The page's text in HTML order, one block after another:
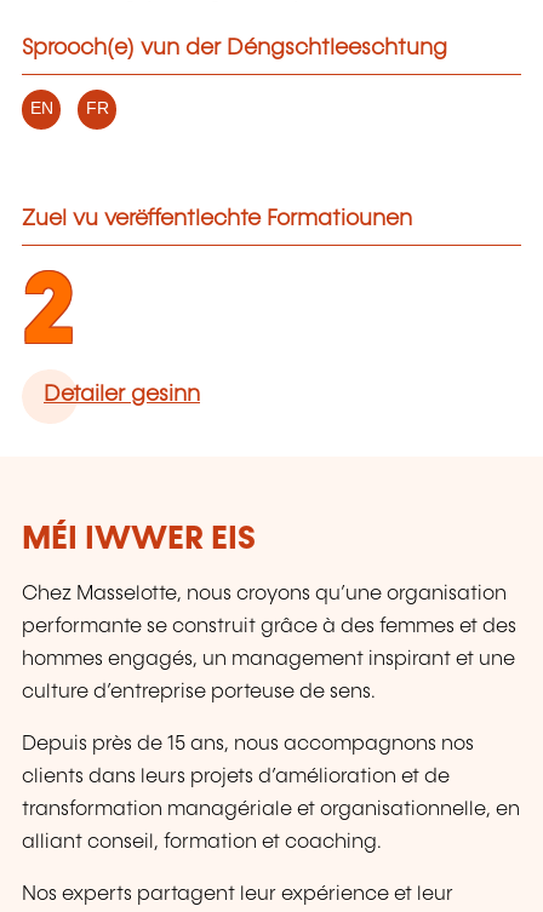
Sprooch(e) vun der Déngschtleeschtung
EN FR
Zuel vu verëffentlechte Formatiounen
2
Detailer gesinn
MÉI IWWER EIS
Chez Masselotte, nous croyons qu’une organisation
performante se construit grâce à des femmes et des
hommes engagés, un management inspirant et une
culture d’entreprise porteuse de sens.
Depuis près de 15 ans, nous accompagnons nos
clients dans leurs projets d’amélioration et de
transformation managériale et organisationnelle, en
alliant conseil, formation et coaching.
Nos experts partagent leur expérience et leur